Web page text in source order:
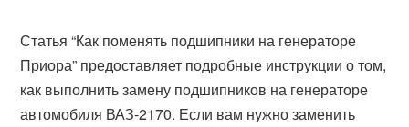
Статья “Как поменять подшипники на генераторе
Приора” предоставляет подробные инструкции о том,
как выполнить замену подшипников на генераторе
автомобиля ВАЗ-2170. Если вам нужно заменить